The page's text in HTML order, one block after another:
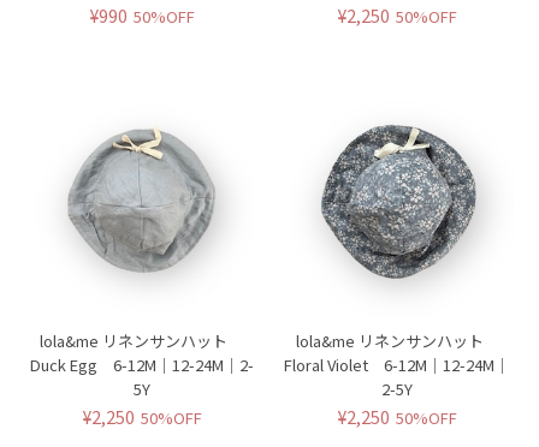
¥990 50%OFF ¥2,250 50%OFF
lola&me リネンサンハット
Duck Egg 6-12M｜12-24M｜2-
5Y
¥2,250 50%OFF
lola&me リネンサンハット
Floral Violet 6-12M｜12-24M｜
2-5Y
¥2,250 50%OFF